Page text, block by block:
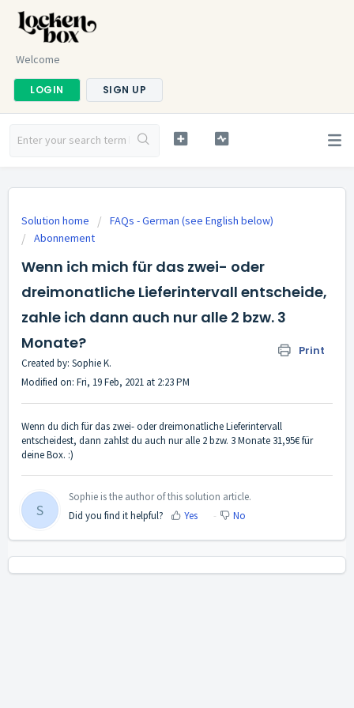
Welcome
LOGIN SIGN UP
Solution home
FAQs - German (see English below)
Abonnement
Wenn ich mich für das zwei- oder
dreimonatliche Lieferintervall entscheide,
zahle ich dann auch nur alle 2 bzw. 3
Monate?
Print
Created by: Sophie K.
Modified on: Fri, 19 Feb, 2021 at 2:23 PM
Wenn du dich für das zwei- oder dreimonatliche Lieferintervall
entscheidest, dann zahlst du auch nur alle 2 bzw. 3 Monate 31,95€ für
deine Box. :)
S
Sophie is the author of this solution article.
Did you find it helpful?
Yes No